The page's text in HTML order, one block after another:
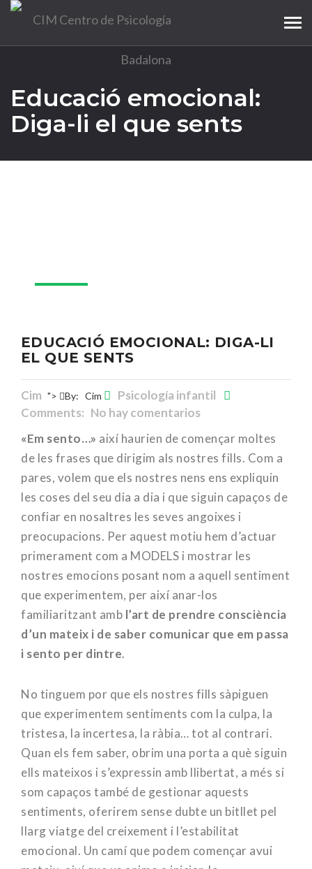
Educació emocional:
Diga-li el que sents
EDUCACIÓ EMOCIONAL: DIGA-LI
EL QUE SENTS
Cim "> By: Cim
Psicología infantil
Comments: No hay comentarios
«Em sento…» així haurien de començar moltes
de les frases que dirigim als nostres fills. Com a
pares, volem que els nostres nens ens expliquin
les coses del seu dia a dia i que siguin capaços de
confiar en nosaltres les seves angoixes i
preocupacions. Per aquest motiu hem d’actuar
primerament com a MODELS i mostrar les
nostres emocions posant nom a aquell sentiment
que experimentem, per així anar-los
familiaritzant amb l’art de prendre consciència
d’un mateix i de saber comunicar que em passa
i sento per dintre.
No tinguem por que els nostres fills sàpiguen
que experimentem sentiments com la culpa, la
tristesa, la incertesa, la ràbia… tot al contrari.
Quan els fem saber, obrim una porta a què siguin
ells mateixos i s’expressin amb llibertat, a més si
som capaços també de gestionar aquests
sentiments, oferirem sense dubte un bitllet pel
llarg viatge del creixement i l’estabilitat
emocional. Un camí que podem començar avui